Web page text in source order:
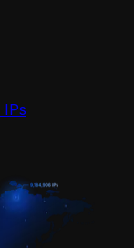
IPs